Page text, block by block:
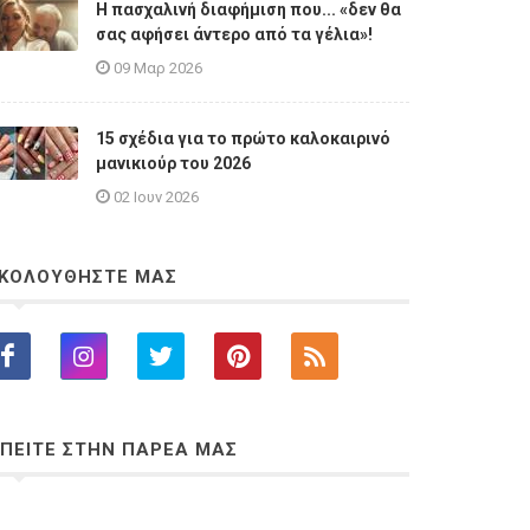
Η πασχαλινή διαφήμιση που... «δεν θα
σας αφήσει άντερο από τα γέλια»!
09 Μαρ 2026
15 σχέδια για το πρώτο καλοκαιρινό
μανικιούρ του 2026
02 Ιουν 2026
ΜΑΣ
ΣΤΗΝ ΠΑΡΕΑ ΜΑΣ